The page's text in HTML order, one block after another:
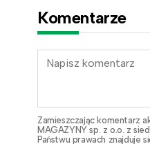
Komentarze
Zamieszczając komentarz
MAGAZYNY sp. z o.o. z
Państwu prawach znajduje